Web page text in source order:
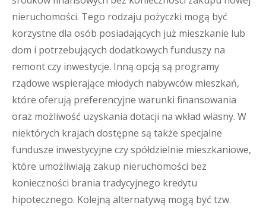
nieruchomości. Tego rodzaju pożyczki mogą być
korzystne dla osób posiadających już mieszkanie lub
dom i potrzebujących dodatkowych funduszy na
remont czy inwestycje. Inną opcją są programy
rządowe wspierające młodych nabywców mieszkań,
które oferują preferencyjne warunki finansowania
oraz możliwość uzyskania dotacji na wkład własny. W
niektórych krajach dostępne są także specjalne
fundusze inwestycyjne czy spółdzielnie mieszkaniowe,
które umożliwiają zakup nieruchomości bez
konieczności brania tradycyjnego kredytu
hipotecznego. Kolejną alternatywą mogą być tzw.